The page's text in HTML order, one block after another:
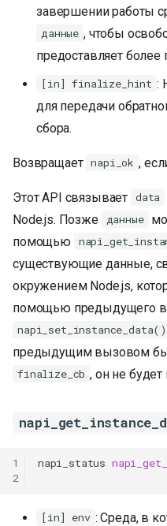
завершении работы
данные , чтобы
предоставляет
[in] finalize_hint :
для передачи
сбора.
Возвращает napi_ok ,
Этот API связывает data
Node.js. Позже данные
помощью
существующие данные,
окружением Node.js,
помощью предыдущего
napi_set_instance_data()
предыдущим вызовом
finalize_cb , он не
1
2
napi_status
[in] env : Среда, в